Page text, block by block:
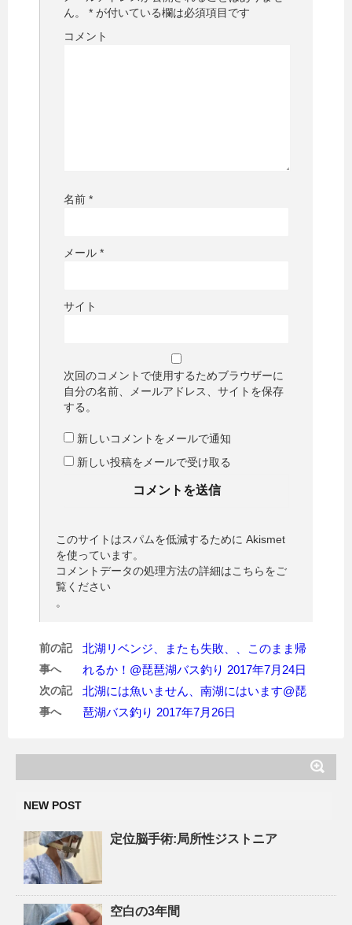
)
ん。
* が付いている欄は必須項目です
コメント
名前 *
メール *
サイト
次回のコメントで使用するためブラウザーに
自分の名前、メールアドレス、サイトを保存
する。
新しいコメントをメールで通知
新しい投稿をメールで受け取る
このサイトはスパムを低減するために Akismet
を使っています。
コメントデータの処理方法の詳細はこちらをご
覧ください
。
前の記
事へ
北湖リベンジ、またも失敗、、このまま帰
れるか！@琵琶湖バス釣り 2017年7月24日
次の記
事へ
北湖には魚いません、南湖にはいます@琵
琶湖バス釣り 2017年7月26日
NEW POST
定位脳手術:局所性ジストニア
空白の3年間